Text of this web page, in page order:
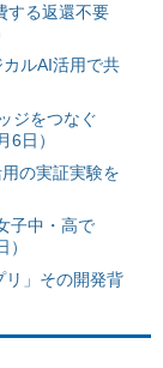
する返還不要
ルAI活用で共
ジをつなぐ
6日）
の実証実験を
子中・高で
」その開発背